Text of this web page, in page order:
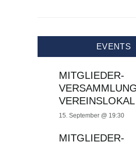
EVENTS
MITGLIEDER-
VEREINSLOKAL
15. September @ 19:30
MITGLIEDER-